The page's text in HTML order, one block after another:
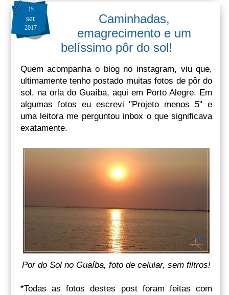
15
set
2017
Caminhadas,
emagrecimento e um
belíssimo pôr do sol!
Quem acompanha o blog no instagram, viu que,
ultimamente tenho postado muitas fotos de pôr do
sol, na orla do Guaíba, aqui em Porto Alegre. Em
algumas fotos eu escrevi "Projeto menos 5" e
uma leitora me perguntou inbox o que significava
exatamente.
Por do Sol no Guaíba, foto de celular, sem filtros!
*Todas as fotos destes post foram feitas com